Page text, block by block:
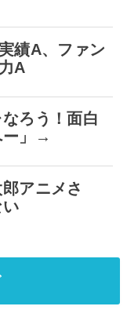
績A、ファン
A
なろう！面白
ー」→
アニメさ